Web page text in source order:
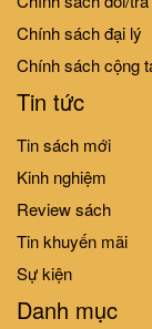
Chính sách đại lý
Chính sách cộng
Tin tức
Tin sách mới
Kinh nghiệm
Review sách
Tin khuyến mãi
Sự kiện
Danh mục